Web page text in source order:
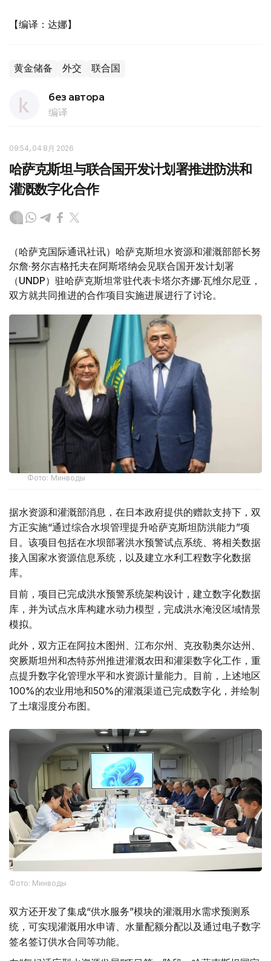
【编译：达娜】
黄金储备 外交 联合国
без автора
编译
09:54, 04 8月 2026
哈萨克斯坦与联合国开发计划署推进防洪和
灌溉数字化合作
（哈萨克国际通讯社讯）哈萨克斯坦水资源和灌溉部部长努
尔詹·努尔吉格托夫在阿斯塔纳会见联合国开发计划署
（UNDP）驻哈萨克斯坦常驻代表卡塔尔齐娜·瓦维尔尼亚，
双方就共同推进的合作项目实施进展进行了讨论。
Фото: Минводы
据水资源和灌溉部消息，在日本政府提供的赠款支持下，双
方正实施“通过综合水坝管理提升哈萨克斯坦防洪能力”项
目。该项目包括在水坝部署洪水预警试点系统、将相关数据
接入国家水资源信息系统，以及建立水利工程数字化数据
库。
目前，项目已完成洪水预警系统架构设计，建立数字化数据
库，并为试点水库构建水动力模型，完成洪水淹没区域情景
模拟。
此外，双方正在阿拉木图州、江布尔州、克孜勒奥尔达州、
突厥斯坦州和杰特苏州推进灌溉农田和灌渠数字化工作，重
点提升数字化管理水平和水资源计量能力。目前，上述地区
100%的农业用地和50%的灌溉渠道已完成数字化，并绘制
了土壤湿度分布图。
Фото: Минводы
双方还开发了集成“供水服务”模块的灌溉用水需求预测系
统，可实现灌溉用水申请、水量配额分配以及通过电子数字
签名签订供水合同等功能。